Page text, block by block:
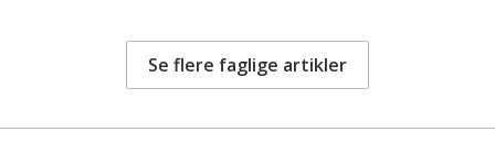
Se flere faglige artikler